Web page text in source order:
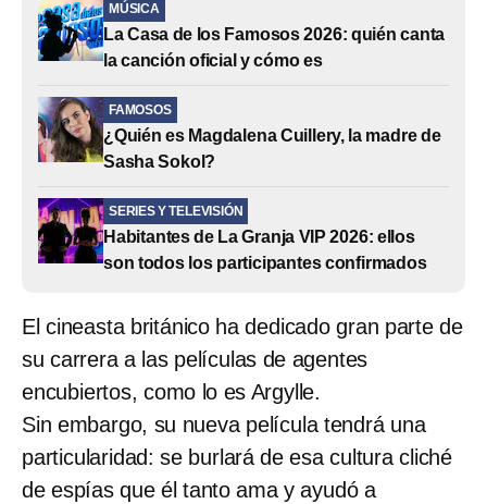
MÚSICA
La Casa de los Famosos 2026: quién canta
la canción oficial y cómo es
FAMOSOS
¿Quién es Magdalena Cuillery, la madre de
Sasha Sokol?
SERIES Y TELEVISIÓN
Habitantes de La Granja VIP 2026: ellos
son todos los participantes confirmados
El cineasta británico ha dedicado gran parte de
su carrera a las películas de agentes
encubiertos, como lo es Argylle.
Sin embargo, su nueva película tendrá una
particularidad: se burlará de esa cultura cliché
de espías que él tanto ama y ayudó a